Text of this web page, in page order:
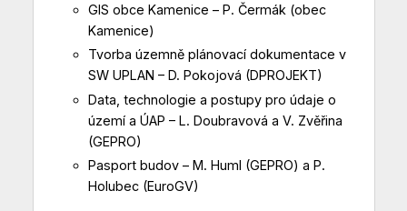
GIS obce Kamenice – P. Čermák (obec
Kamenice)
Tvorba územně plánovací dokumentace v
SW UPLAN – D. Pokojová (DPROJEKT)
Data, technologie a postupy pro údaje o
území a ÚAP – L. Doubravová a V. Zvěřina
(GEPRO)
Pasport budov – M. Huml (GEPRO) a P.
Holubec (EuroGV)